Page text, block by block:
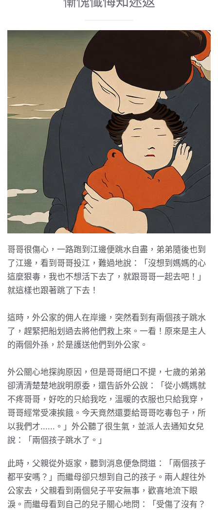
哥哥很傷心，一路跑到江邊便跳水自盡，弟弟隨後也到
了江邊，看到哥哥投江，難過地說：「沒想到媽媽的心
這麼狠毒，我也不想活下去了，就跟哥哥一起去吧！」
就這樣也跟著跳了下去！
這時，外公家的佣人在岸邊，突然看到有兩個孩子跳水
了，趕緊把船划過去將他們救上來。一看！原來是主人
的兩個外孫，於是護送他們到外公家。
外公關心地探詢原因，但是哥哥絕口不提，七歲的弟弟
卻清清楚楚地說明原委，還告訴外公說：「從小媽媽就
不疼哥哥，好吃的只給我吃，溫暖的衣服也只給我穿，
哥哥經常受凍挨餓。今天竟然還要給哥哥吃毒包子，所
以我們才......。」外公聽了很生氣，並派人去通知女兒
說：「兩個孩子跳水了。」
此時，父親從外返家，聽到消息便急問道：「兩個孩子
都平安嗎？」而繼母卻只想到自己的孩子。兩人趕往外
公家去，父親看到兩個兒子平安無事，歡喜地流下眼
淚。而繼母看到自己的兒子關心地問：「受傷了沒有？